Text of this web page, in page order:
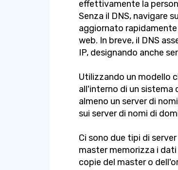
effettivamente la
Senza il DNS, navigare
aggiornato
web. In breve, il DNS
IP, designando anche
Utilizzando un modello
all'interno di un sistema
almeno un server di
sui server di nomi di
Ci sono due tipi di
master memorizza i
copie del master o